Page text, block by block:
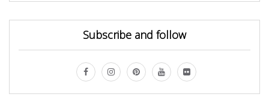
Subscribe and follow